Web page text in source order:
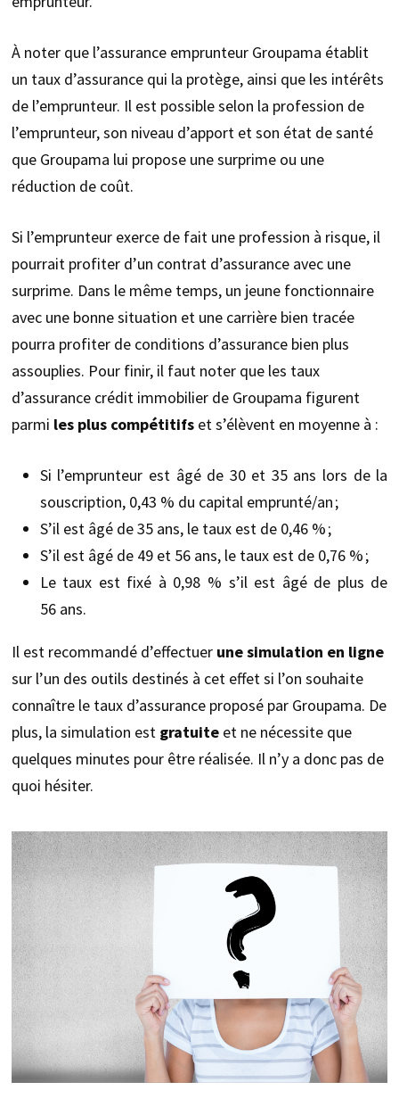
À noter que l’assurance emprunteur Groupama établit
un taux d’assurance qui la protège, ainsi que les intérêts
de l’emprunteur. Il est possible selon la profession de
l’emprunteur, son niveau d’apport et son état de santé
que Groupama lui propose une surprime ou une
réduction de coût.
Si l’emprunteur exerce de fait une profession à risque, il
pourrait profiter d’un contrat d’assurance avec une
surprime. Dans le même temps, un jeune fonctionnaire
avec une bonne situation et une carrière bien tracée
pourra profiter de conditions d’assurance bien plus
assouplies. Pour finir, il faut noter que les taux
d’assurance crédit immobilier de Groupama figurent
parmi les plus compétitifset s’élèvent en moyenne à :
Si l’emprunteur est âgé de 30 et 35 ans lors de la
souscription, 0,43 % du capital emprunté/an ;
S’il est âgé de 35 ans, le taux est de 0,46 % ;
S’il est âgé de 49 et 56 ans, le taux est de 0,76 % ;
Le taux est fixé à 0,98 % s’il est âgé de plus de
56 ans.
Il est recommandé d’effectuer une simulation en ligne
sur l’un des outils destinés à cet effet si l’on souhaite
connaître le taux d’assurance proposé par Groupama. De
plus, la simulation estgratuiteet ne nécessite que
quelques minutes pour être réalisée. Il n’y a donc pas de
quoi hésiter.